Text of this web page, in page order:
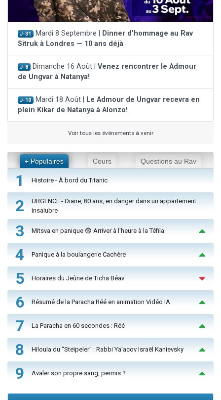
J-31 Mardi 8 Septembre |
Dinner d'hommage au Rav
Sitruk à Londres — 10 ans déjà
J-8 Dimanche 16 Août | Venez rencontrer le Admour
de Ungvar à Natanya!
J-10 Mardi 18 Août |
Le Admour de Ungvar recevra en
plein Kikar de Natanya à Alonzo!
Voir tous les événements à venir
+ Populaires Cours Questions au Rav
1 Histoire - À bord du Titanic
2
URGENCE - Diane, 80 ans, en danger dans un appartement
insalubre
3 Mitsva en panique 😨 Arriver à l'heure à la Téfila
4 Panique à la boulangerie Cachère
5 Horaires du Jeûne de Ticha Béav
6 Résumé de la Paracha Réé en animation Vidéo IA
7 La Paracha en 60 secondes : Réé
8 Hiloula du "Steïpeler" : Rabbi Ya’acov Israël Kanievsky
9 Avaler son propre sang, permis ?